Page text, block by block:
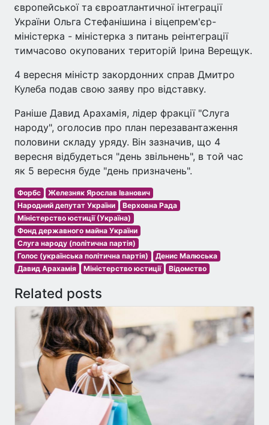
європейської та євроатлантичної інтеграції
України Ольга Стефанішина і віцепрем'єр-
міністерка - міністерка з питань реінтеграції
тимчасово окупованих територій Ірина Верещук.
4 вересня міністр закордонних справ Дмитро
Кулеба подав свою заяву про відставку.
Раніше Давид Арахамія, лідер фракції "Слуга
народу", оголосив про план перезавантаження
половини складу уряду. Він зазначив, що 4
вересня відбудеться "день звільнень", в той час
як 5 вересня буде "день призначень".
Форбс
Железняк Ярослав Іванович
Народний депутат України
Верховна Рада
Міністерство юстиції (Україна)
Фонд державного майна України
Слуга народу (політична партія)
Голос (українська політична партія)
Денис Малюська
Давид Арахамія
Міністерство юстиції Відомство
Related posts